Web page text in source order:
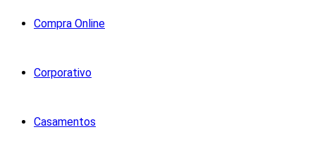
Compra Online
Corporativo
Casamentos